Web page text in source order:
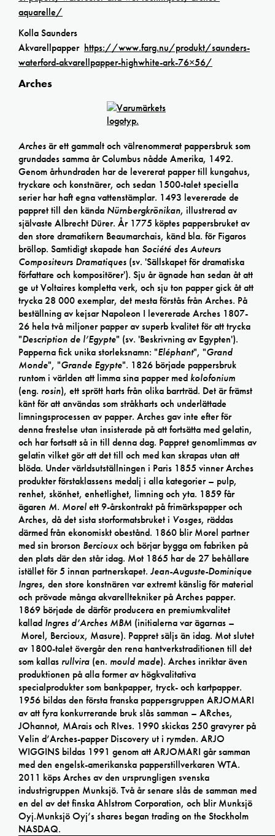
aquarelle/
Kolla Saunders
Akvarellpapper https://www.farg.nu/produkt/saunders-
waterford-akvarellpapper-highwhite-ark-76×56/
Arches
Archesär ett gammalt och välrenommerat pappersbruk som
grundades samma år Columbus nådde Amerika, 1492.
Genom århundraden har de levererat papper till kungahus,
tryckare och konstnärer, och sedan 1500-talet speciella
serier har haft egna vattenstämplar. 1493 levererade de
pappret till den kända Nürnbergkrönikan, illustrerad av
självaste Albrecht Dürer. År 1775 köptes pappersbruket av
den store dramatikern Beaumarchais, känd bla. för Figaros
bröllop. Samtidigt skapade han Société des Auteurs
Compositeurs Dramatiques (sv. 'Sällskapet för dramatiska
författare och kompositörer'). Sju år ägnade han sedan åt att
ge ut Voltaires kompletta verk, och sju ton papper gick åt att
trycka 28 000 exemplar, det mesta förstås från Arches. På
beställning av kejsar Napoleon I levererade Arches 1807-
26 hela två miljoner papper av superb kvalitet för att trycka
"Description de l’Egypte" (sv. 'Beskrivning av Egypten').
Papperna fick unika storleksnamn: "Eléphant", "Grand
Monde", "Grande Egypte". 1826 började pappersbruk
runtom i världen att limma sina papper med kolofonium
(eng. rosin), ett sprött harts från olika barrträd. Det är främst
känt för att användas som stråkharts och underlättade
limningsprocessen av papper. Arches gav inte efter för
denna frestelse utan insisterade på att fortsätta med gelatin,
och har fortsatt så in till denna dag. Pappret genomlimmas av
gelatin vilket gör att det till och med kan skrapas utan att
blöda. Under världsutställningen i Paris 1855 vinner Arches
produkter förstaklassens medalj i alla kategorier – pulp,
renhet, skönhet, enhetlighet, limning och yta. 1859 får
ägaren M. Morelett 9-årskontrakt på frimärkspapper och
Arches, då det sista storformatsbruket i Vosges, räddas
därmed från ekonomiskt obestånd. 1860 blir Morel partner
med sin brorson Berciouxoch börjar bygga om fabriken på
den plats där den står idag. Mot 1865 har de 27 behållare
istället för 5 innan partnerskapet. Jean-Auguste-Dominique
Ingres, den store konstnären var extremt känslig för material
och prövade många akvarelltekniker på Arches papper.
1869 började de därför producera en premiumkvalitet
kallad Ingres d’Arches MBM (initialerna var ägarnas –
Morel, Bercioux, Masure). Pappret säljs än idag. Mot slutet
av 1800-talet övergår den rena hantverkstraditionen till det
som kallas rullvira (en. mould made). Arches inriktar även
produktionen på alla former av högkvalitativa
specialprodukter som bankpapper, tryck- och kartpapper.
1956 bildas den första franska pappersgruppen ARJOMARI
av att fyra konkurrerande bruk slås samman – ARches,
JOhannot, MArais och RIves. 1990 skickas 250 gravyrer på
Velin d’Arches-papper Discovery ut i rymden. ARJO
WIGGINS bildas 1991 genom att ARJOMARI går samman
med den engelsk-amerikanska papperstillverkaren WTA.
2011 köps Arches av den ursprungligen svenska
industrigruppen Munksjö. Två år senare slås de samman med
en del av det finska Ahlstrom Corporation, och blir Munksjö
Oyj.Munksjö Oyj’s shares began trading on the Stockholm
NASDAQ.